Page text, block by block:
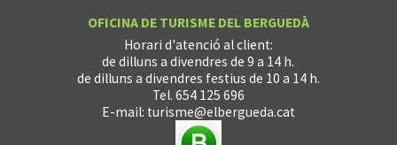
OFICINA DE TURISME DEL BERGUEDÀ
Horari d'atenció al client:
de dilluns a divendres de 9 a 14 h.
de dilluns a divendres festius de 10 a 14 h.
Tel. 654 125 696
E-mail: turisme@elbergueda.cat